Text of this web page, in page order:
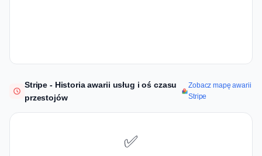
Stripe - Historia awarii usług i oś czasu
przestojów
Zobacz mapę awarii
Stripe
✅